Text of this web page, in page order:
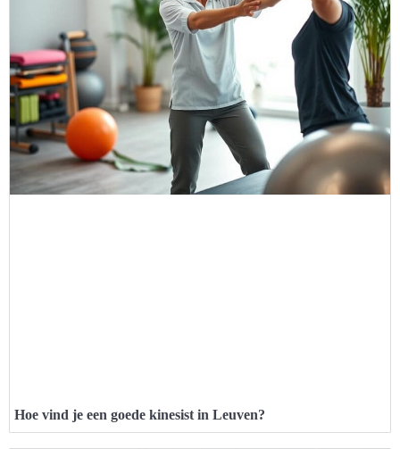
Hoe vind je een goede kinesist in Leuven?